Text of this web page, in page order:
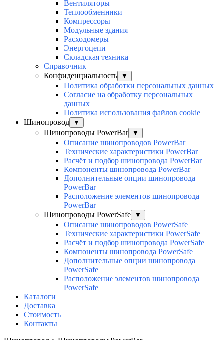
Вентиляторы
Теплообменники
Компрессоры
Модульные здания
Расходомеры
Энергоцепи
Складская техника
Справочник
Конфиденциальность
▼
Политика обработки персональных данных
Согласие на обработку персональных
данных
Политика использования файлов cookie
Шинопровод
▼
Шинопроводы PowerBar ▼
Описание шинопроводов PowerBar
Технические характеристики PowerBar
Расчёт и подбор шинопровода PowerBar
Компоненты шинопровода PowerBar
Дополнительные опции шинопровода
PowerBar
Расположение элементов шинопровода
PowerBar
Шинопроводы PowerSafe
▼
Описание шинопроводов PowerSafe
Технические характеристики PowerSafe
Расчёт и подбор шинопровода PowerSafe
Компоненты шинопровода PowerSafe
Дополнительные опции шинопровода
PowerSafe
Расположение элементов шинопровода
PowerSafe
Каталоги
Доставка
Стоимость
Контакты